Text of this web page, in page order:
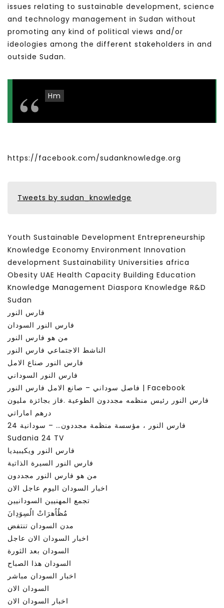
issues relating to sustainable development, science
and technology management in Sudan without
promoting any kind of political views and/or
ideologies among the different stakeholders in and
outside Sudan.
Hm
https://facebook.com/sudanknowledge.org
Tweets by sudan_knowledge
Youth Sustainable Development Entrepreneurship
Knowledge Economy Environment Innovation
development Sustainability Universities africa
Obesity UAE Health Capacity Building Education
Knowledge Management Diaspora Knowledge R&D
Sudan
فارس النور
فارس النور السودان
من هو فارس النور
الناشط الاجتماعي فارس النور
فارس النور صناع الامل
فارس النور السوداني
فاصل سوداني – صانع الامل فارس النور | Facebook
فارس النور رئيس منظمه مجددون الطوعية .فاز بجائزة مليون
درهم اماراتي
فارس النور ، مؤسسة منظمة مجددون… – سودانية 24
Sudania 24 TV
فارس النور ويكيبيديا
فارس النور السيرة الذاتية
من هو فارس النور مجددون
اخبار السودان اليوم عاجل الان
تجمع المهنيين السودانيين
مٌظٌاُهرَاتْ الُسِوَدِانَ
مدن السودان تنتفض
اخبار السودان الان عاجل
السودان بعد الثورة
السودان هذا الصباح
اخبار السودان مباشر
السودان الان
اخبار السودان الان